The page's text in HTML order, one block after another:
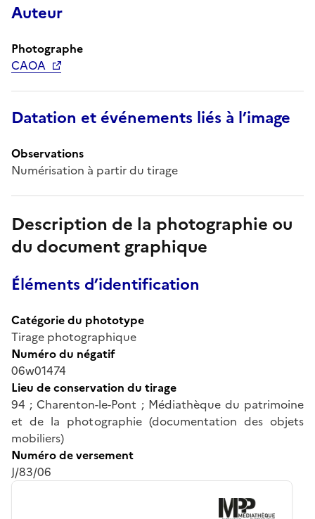
Auteur
Photographe
CAOA
Datation et événements liés à l’image
Observations
Numérisation à partir du tirage
Description de la photographie ou
du document graphique
Éléments d’identification
Catégorie du phototype
Tirage photographique
Numéro du négatif
06w01474
Lieu de conservation du tirage
94 ; Charenton-le-Pont ; Médiathèque du patrimoine
et de la photographie (documentation des objets
mobiliers)
Numéro de versement
J/83/06